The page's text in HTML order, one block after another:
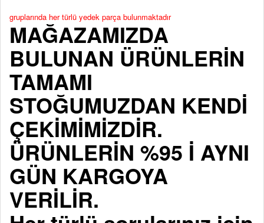
gruplarında her türlü yedek parça bulunmaktadır
MAĞAZAMIZDA
BULUNAN ÜRÜNLERİN
TAMAMI
STOĞUMUZDAN KENDİ
ÇEKİMİMİZDİR.
ÜRÜNLERİN %95 İ AYNI
GÜN KARGOYA
VERİLİR.